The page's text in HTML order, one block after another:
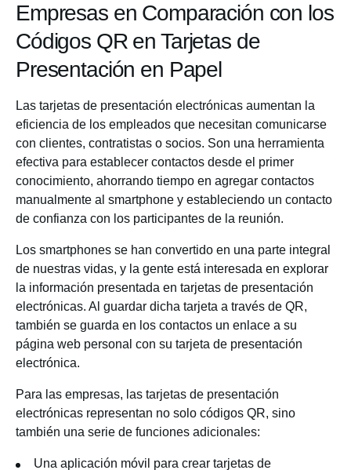
Empresas en Comparación con los
Códigos QR en Tarjetas de
Presentación en Papel
Las tarjetas de presentación electrónicas aumentan la
eficiencia de los empleados que necesitan comunicarse
con clientes, contratistas o socios. Son una herramienta
efectiva para establecer contactos desde el primer
conocimiento, ahorrando tiempo en agregar contactos
manualmente al smartphone y estableciendo un contacto
de confianza con los participantes de la reunión.
Los smartphones se han convertido en una parte integral
de nuestras vidas, y la gente está interesada en explorar
la información presentada en tarjetas de presentación
electrónicas. Al guardar dicha tarjeta a través de QR,
también se guarda en los contactos un enlace a su
página web personal con su tarjeta de presentación
electrónica.
Para las empresas, las tarjetas de presentación
electrónicas representan no solo códigos QR, sino
también una serie de funciones adicionales:
Una aplicación móvil para crear tarjetas de